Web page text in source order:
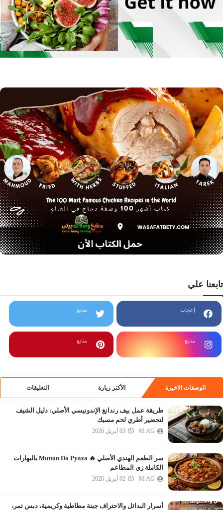
تابعنا علي
إعجاب متابع
متابع متابع
الوصفات الاخيرة الأكثر زيارة التعليقات
طريقة عمل بيف رندانغ الإندونيسي الأصلي: دليل الشيف
لتحضير أطري لحم مسبك
M.AG 03 أبريل 2026
سر الطعم الهندي الأصلي 🔥 Mutton Do Pyaza بالبهارات
الكاملة زي المطاعم
M.AG 02 أبريل 2026
أسرار البدائل والاحتراف جبنة مطاطية وكريمية، دبس تمر،